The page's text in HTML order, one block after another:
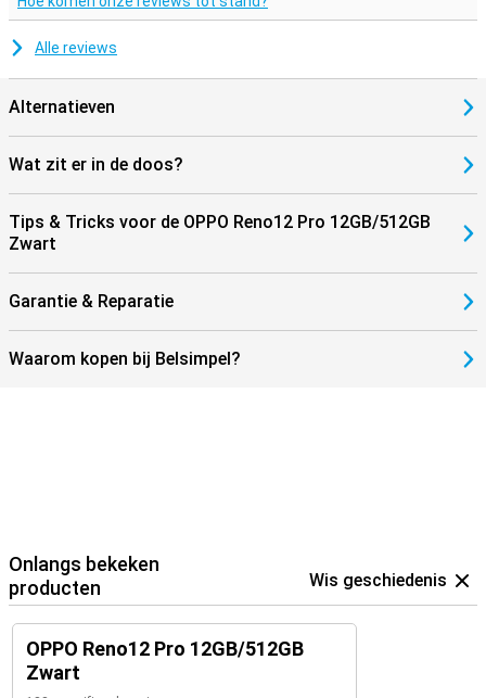
Alle reviews
Alternatieven
Wat zit er in de doos?
Tips & Tricks voor de OPPO Reno12 Pro 12GB/512GB
Zwart
Garantie & Reparatie
Waarom kopen bij Belsimpel?
Onlangs bekeken
producten
Wis geschiedenis
OPPO Reno12 Pro 12GB/512GB
Zwart